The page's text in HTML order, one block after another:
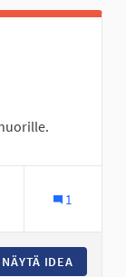
1
NÄYTÄ IDEA